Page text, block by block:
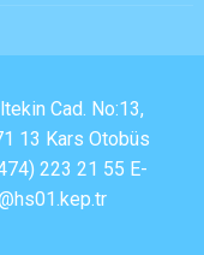
Cad. No:13,
13 Kars Otobüs
223 21 55 E-